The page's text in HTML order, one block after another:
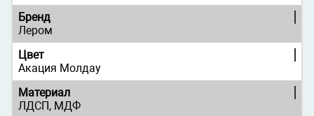
Бренд
Лером
Цвет
Акация Молдау
Материал
ЛДСП, МДФ